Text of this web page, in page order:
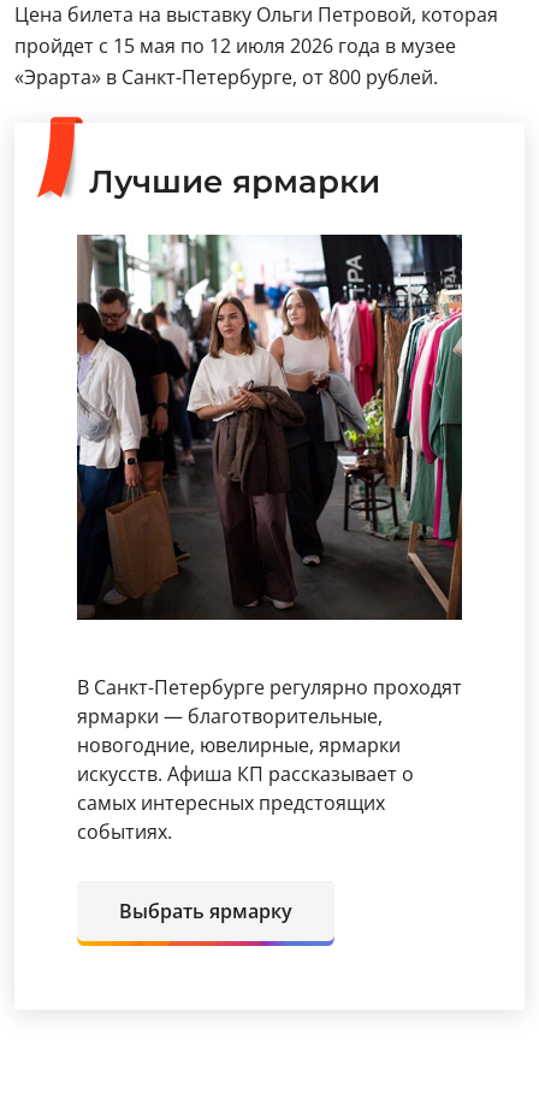
Цена билета на выставку Ольги Петровой, которая
пройдет с 15 мая по 12 июля 2026 года в музее
«Эрарта» в Санкт-Петербурге, от 800 рублей.
Лучшие ярмарки
В Санкт-Петербурге регулярно проходят
ярмарки — благотворительные,
новогодние, ювелирные, ярмарки
искусств. Афиша КП рассказывает о
самых интересных предстоящих
событиях.
Выбрать ярмарку